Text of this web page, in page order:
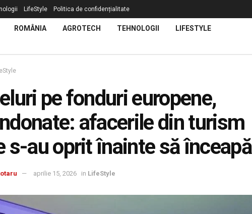
LifeStyle Politica de confidențialitate
ROMÂNIA AGROTECH TEHNOLOGII LIFESTYLE
pe fonduri europene,
afacerile din turism
s-au oprit înainte să înceapă
aprilie 15, 2026 in LifeStyle